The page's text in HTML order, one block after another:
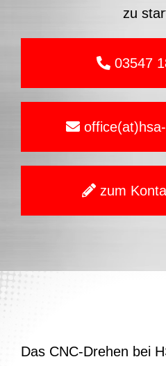
zu
03547
zum
Das CNC-Drehen bei